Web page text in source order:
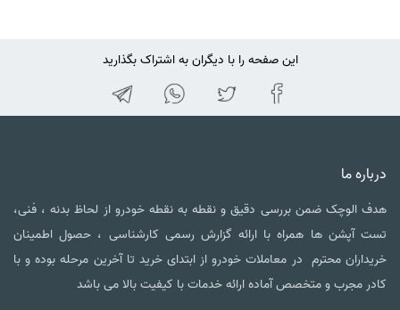
این صفحه را با دیگران به اشتراک بگذارید
ما
الوچک ضمن بررسی دقیق و نقطه به نقطه خودرو از لحاظ بدنه ، فنی،
آپشن ها همراه با ارائه گزارش رسمی کارشناسی ، حصول اطمینان
محترم در معاملات خودرو از ابتدای خرید تا آخرین مرحله بوده و با
مجرب و متخصص آماده ارائه خدمات با کیفیت بالا می باشد